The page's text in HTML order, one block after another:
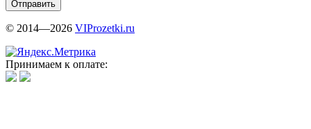
© 2014—2026 VIProzetki.ru
Принимаем к оплате: